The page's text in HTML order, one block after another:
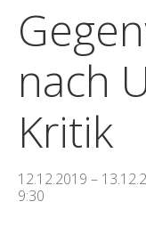
nach
Kritik
12.12.2019 –
9:30